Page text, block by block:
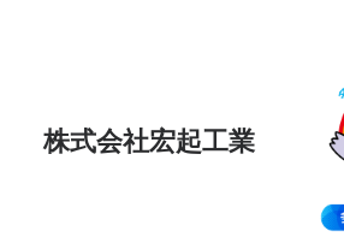
株式会社宏起工業